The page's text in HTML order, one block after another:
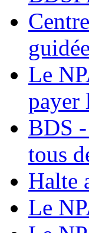
Le
payer
BDS
tous
Halte
Le